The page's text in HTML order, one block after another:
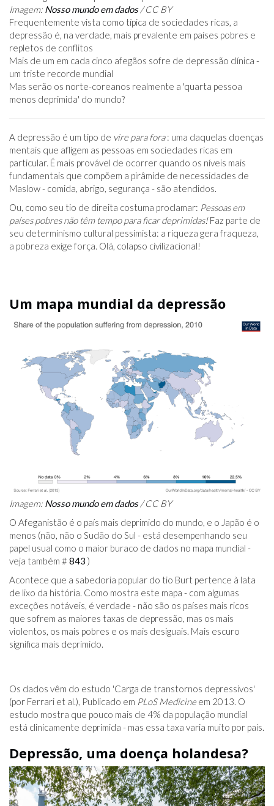
Imagem: Nosso mundo em dados/ CC BY
Frequentemente vista como típica de sociedades ricas, a
depressão é, na verdade, mais prevalente em países pobres e
repletos de conflitos
Mais de um em cada cinco afegãos sofre de depressão clínica -
um triste recorde mundial
Mas serão os norte-coreanos realmente a 'quarta pessoa
menos deprimida' do mundo?
A depressão é um tipo de vire para fora: uma daquelas doenças
mentais que afligem as pessoas em sociedades ricas em
particular. É mais provável de ocorrer quando os níveis mais
fundamentais que compõem a pirâmide de necessidades de
Maslow - comida, abrigo, segurança - são atendidos.
Ou, como seu tio de direita costuma proclamar: Pessoas em
países pobres não têm tempo para ficar deprimidas!Faz parte de
seu determinismo cultural pessimista: a riqueza gera fraqueza,
a pobreza exige força. Olá, colapso civilizacional!
Um mapa mundial da depressão
Imagem: Nosso mundo em dados/ CC BY
O Afeganistão é o país mais deprimido do mundo, e o Japão é o
menos (não, não o Sudão do Sul - está desempenhando seu
papel usual como o maior buraco de dados no mapa mundial -
veja também # 843 )
Acontece que a sabedoria popular do tio Burt pertence à lata
de lixo da história. Como mostra este mapa - com algumas
exceções notáveis, é verdade - não são os países mais ricos
que sofrem as maiores taxas de depressão, mas os mais
violentos, os mais pobres e os mais desiguais. Mais escuro
significa mais deprimido.
Os dados vêm do estudo 'Carga de transtornos depressivos'
(por Ferrari et al.), Publicado em PLoS Medicineem 2013. O
estudo mostra que pouco mais de 4% da população mundial
está clinicamente deprimida - mas essa taxa varia muito por país.
Depressão, uma doença holandesa?